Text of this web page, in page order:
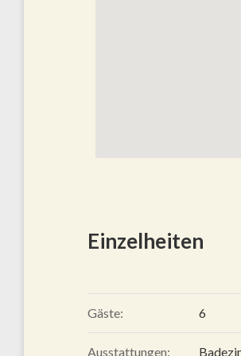
Einzelheiten
Gäste: 6
Ausstattungen: